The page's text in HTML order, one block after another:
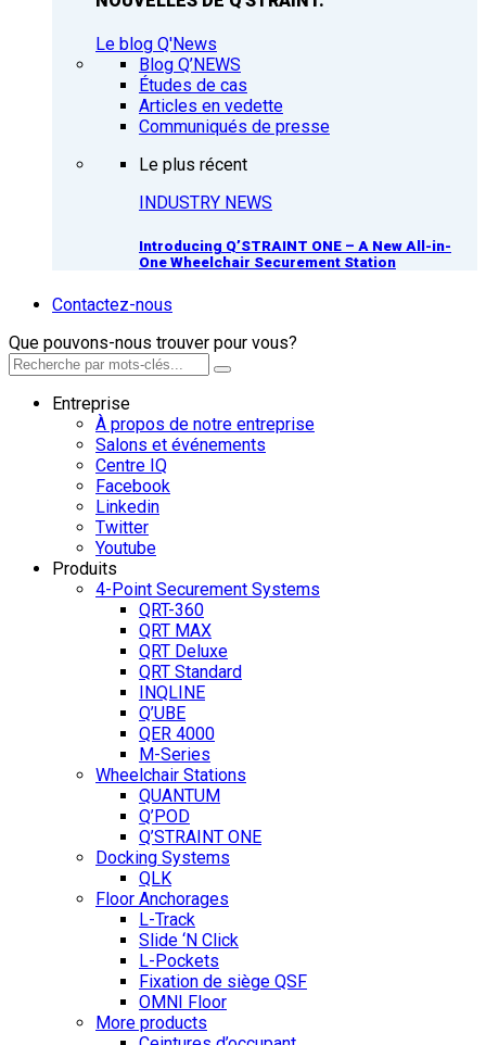
Le blog Q'News
Blog Q’NEWS
Études de cas
Articles en vedette
Communiqués de presse
Le plus récent
INDUSTRY NEWS
Introducing Q’STRAINT ONE – A New All-in-
One Wheelchair Securement Station
Contactez-nous
Que pouvons-nous trouver pour vous?
Entreprise
À propos de notre entreprise
Salons et événements
Centre IQ
Facebook
Linkedin
Twitter
Youtube
Produits
4-Point Securement Systems
QRT-360
QRT MAX
QRT Deluxe
QRT Standard
INQLINE
Q’UBE
QER 4000
M-Series
Wheelchair Stations
QUANTUM
Q’POD
Q’STRAINT ONE
Docking Systems
QLK
Floor Anchorages
L-Track
Slide ‘N Click
L-Pockets
Fixation de siège QSF
OMNI Floor
More products